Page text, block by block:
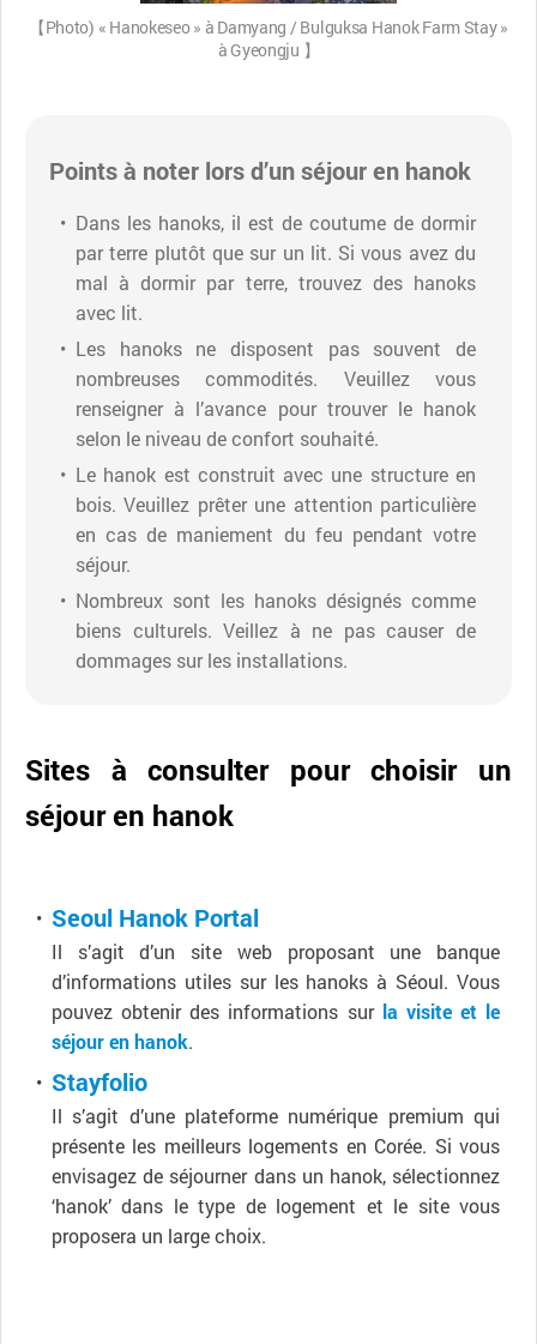
【Photo) « Hanokeseo » à Damyang / Bulguksa Hanok Farm Stay »
à Gyeongju 】
Points à noter lors d’un séjour en hanok
Dans les hanoks, il est de coutume de dormir
par terre plutôt que sur un lit. Si vous avez du
mal à dormir par terre, trouvez des hanoks
avec lit.
Les hanoks ne disposent pas souvent de
nombreuses commodités. Veuillez vous
renseigner à l’avance pour trouver le hanok
selon le niveau de confort souhaité.
Le hanok est construit avec une structure en
bois. Veuillez prêter une attention particulière
en cas de maniement du feu pendant votre
séjour.
Nombreux sont les hanoks désignés comme
biens culturels. Veillez à ne pas causer de
dommages sur les installations.
Sites à consulter pour choisir un
séjour en hanok
Seoul Hanok Portal
Il s’agit d’un site web proposant une banque
d’informations utiles sur les hanoks à Séoul. Vous
pouvez obtenir des informations sur la visite et le
séjour en hanok.
Stayfolio
Il s’agit d’une plateforme numérique premium qui
présente les meilleurs logements en Corée. Si vous
envisagez de séjourner dans un hanok, sélectionnez
‘hanok’ dans le type de logement et le site vous
proposera un large choix.